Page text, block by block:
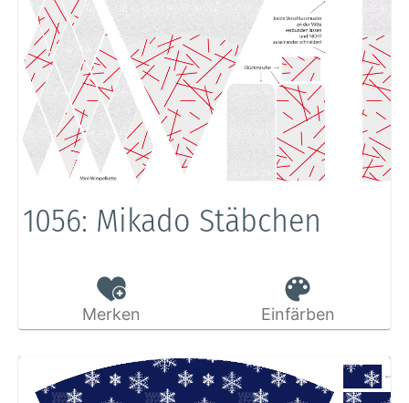
1056: Mikado Stäbchen
Merken Einfärben